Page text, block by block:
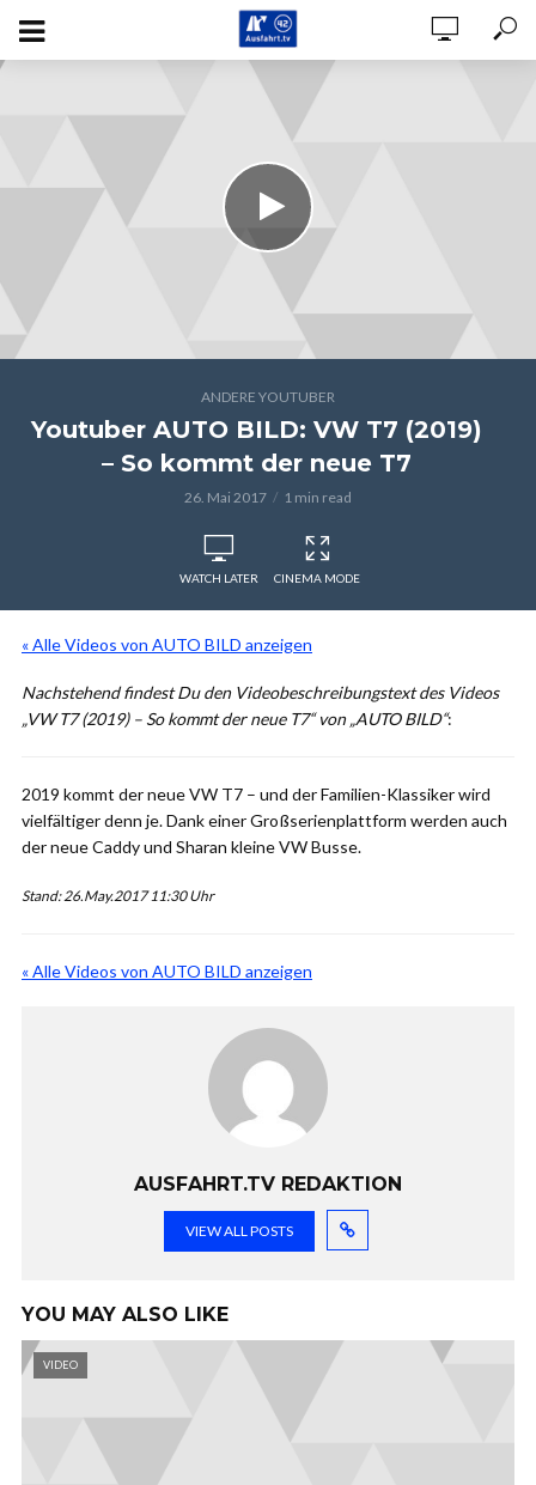
ANDERE YOUTUBER
Youtuber AUTO BILD: VW T7 (2019)
– So kommt der neue T7
26. Mai 2017 1 min read
WATCH LATER CINEMA MODE
« Alle Videos von AUTO BILD anzeigen
Nachstehend findest Du den Videobeschreibungstext des Videos
„VW T7 (2019) – So kommt der neue T7“ von „AUTO BILD“:
2019 kommt der neue VW T7 – und der Familien-Klassiker wird
vielfältiger denn je. Dank einer Großserienplattform werden auch
der neue Caddy und Sharan kleine VW Busse.
Stand: 26.May.2017 11:30 Uhr
« Alle Videos von AUTO BILD anzeigen
AUSFAHRT.TV REDAKTION
VIEW ALL POSTS
YOU MAY ALSO LIKE
VIDEO